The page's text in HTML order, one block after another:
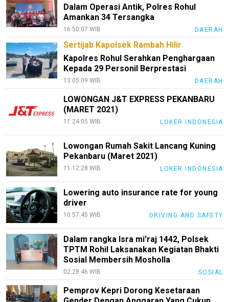
Dalam Operasi Antik, Polres Rohul
Amankan 34 Tersangka
16:50:07 WIB DAERAH
Sertijab Kapolsek Rambah Hilir
Kapolres Rohul Serahkan Penghargaan
Kepada 29 Personil Berprestasi
13:05:09 WIB DAERAH
LOWONGAN J&T EXPRESS PEKANBARU
(MARET 2021)
11:24:05 WIB LOKER INDONESIA
Lowongan Rumah Sakit Lancang Kuning
Pekanbaru (Maret 2021)
11:12:28 WIB LOKER INDONESIA
Lowering auto insurance rate for young
driver
10:57:45 WIB DRIVING AND SAFETY
Dalam rangka Isra mi'raj 1442, Polsek
TPTM Rohil Laksanakan Kegiatan Bhakti
Sosial Membersih Mosholla
02:28:46 WIB SOSIAL
Pemprov Kepri Dorong Kesetaraan
Trending
Smartphone
EduBudaya
EduStyle
Economy
Loker
KuansingTerkini
Bisnis
Sehat
PotensiRohil
Info